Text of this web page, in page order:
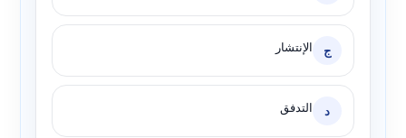
ج الإنتشار
د التدفق